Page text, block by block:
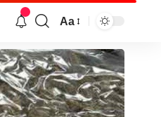
Аа